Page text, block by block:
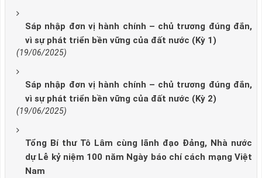
Sáp nhập đơn vị hành chính – chủ trương đúng đắn,
vì sự phát triển bền vững của đất nước (Kỳ 1)
(19/06/2025)
Sáp nhập đơn vị hành chính – chủ trương đúng đắn,
vì sự phát triển bền vững của đất nước (Kỳ 2)
(19/06/2025)
Tổng Bí thư Tô Lâm cùng lãnh đạo Đảng, Nhà nước
dự Lễ kỷ niệm 100 năm Ngày báo chí cách mạng Việt
Nam